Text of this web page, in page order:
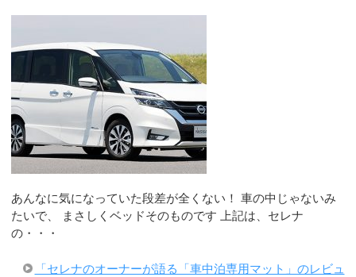
あんなに気になっていた段差が全くない！ 車の中じゃないみ
たいで、 まさしくベッドそのものです 上記は、セレナ
の・・・
「セレナのオーナーが語る「車中泊専用マット」のレビュ